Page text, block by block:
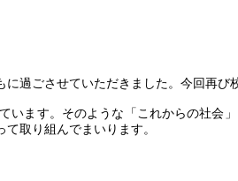
過ごさせていただきました。今回再び
ます。そのような「これからの社会
取り組んでまいります。